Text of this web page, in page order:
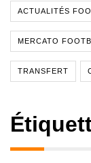
ACTUALITÉS
MERCATO
TRANSFERT